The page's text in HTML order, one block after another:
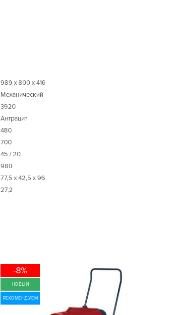
989 х 800 х 416
Механический
3920
Антрацит
480
700
45 / 20
980
77,5 х 42,5 х 96
27,2
-8%
НОВЫЙ
РЕКОМЕНДУЕМ